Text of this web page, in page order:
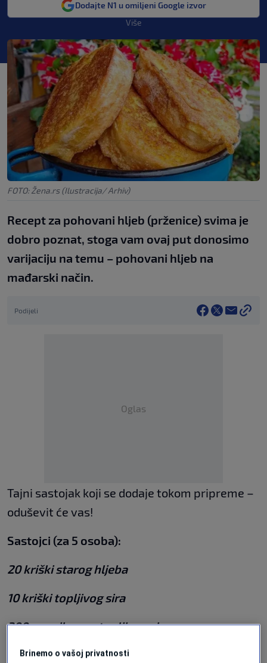
Dodajte N1 u omiljeni Google izvor
Više
FOTO: Žena.rs (Ilustracija/ Arhiv)
Recept za pohovani hljeb (prženice) svima je
dobro poznat, stoga vam ovaj put donosimo
varijaciju na temu – pohovani hljeb na
mađarski način.
Podijeli
Oglas
Tajni sastojak koji se dodaje tokom pripreme –
oduševit će vas!
Sastojci (za 5 osoba):
20 kriški starog hljeba
10 kriški topljivog sira
300 g naribanog topljivog sira
300 ml mlijeka
Brinemo o vašoj privatnosti